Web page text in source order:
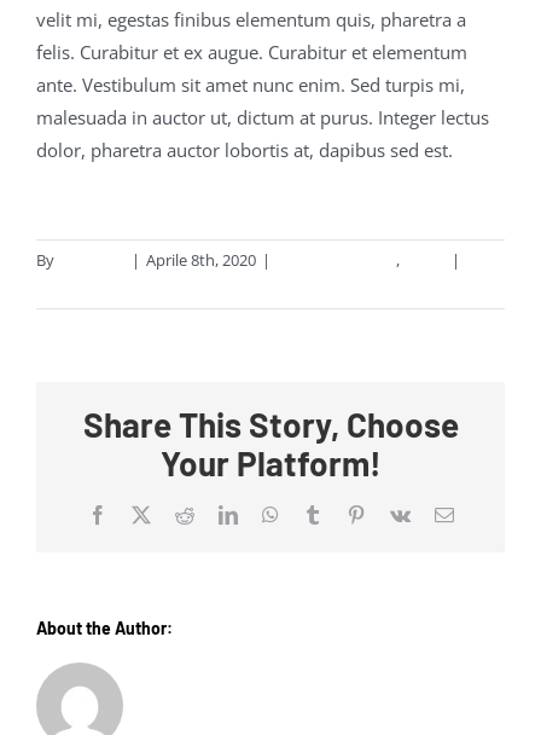
velit mi, egestas finibus elementum quis, pharetra a
felis. Curabitur et ex augue. Curabitur et elementum
ante. Vestibulum sit amet nunc enim. Sed turpis mi,
malesuada in auctor ut, dictum at purus. Integer lectus
dolor, pharetra auctor lobortis at, dapibus sed est.
By | Aprile 8th, 2020 | , |
Share This Story, Choose
Your Platform!
Facebook
X RedditLinkedInWhatsApp
TumblrPinterest
Vk Email
About the Author: